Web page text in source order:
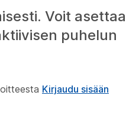
Voit asettaa
puhelun
Kirjaudu sisään